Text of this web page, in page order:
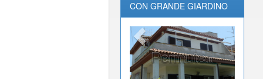
CON GRANDE GIARDINO
FRONTE E RETRO